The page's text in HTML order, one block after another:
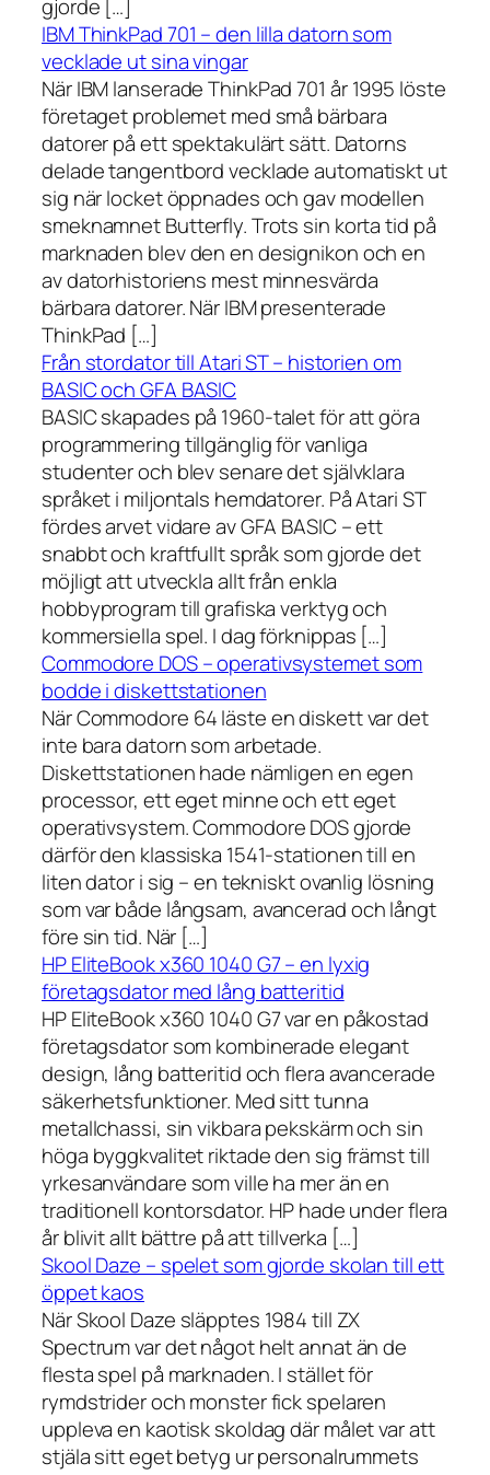
gjorde […]
IBM ThinkPad 701 – den lilla datorn som
vecklade ut sina vingar
När IBM lanserade ThinkPad 701 år 1995 löste
företaget problemet med små bärbara
datorer på ett spektakulärt sätt. Datorns
delade tangentbord vecklade automatiskt ut
sig när locket öppnades och gav modellen
smeknamnet Butterfly. Trots sin korta tid på
marknaden blev den en designikon och en
av datorhistoriens mest minnesvärda
bärbara datorer. När IBM presenterade
ThinkPad […]
Från stordator till Atari ST – historien om
BASIC och GFA BASIC
BASIC skapades på 1960-talet för att göra
programmering tillgänglig för vanliga
studenter och blev senare det självklara
språket i miljontals hemdatorer. På Atari ST
fördes arvet vidare av GFA BASIC – ett
snabbt och kraftfullt språk som gjorde det
möjligt att utveckla allt från enkla
hobbyprogram till grafiska verktyg och
kommersiella spel. I dag förknippas […]
Commodore DOS – operativsystemet som
bodde i diskettstationen
När Commodore 64 läste en diskett var det
inte bara datorn som arbetade.
Diskettstationen hade nämligen en egen
processor, ett eget minne och ett eget
operativsystem. Commodore DOS gjorde
därför den klassiska 1541-stationen till en
liten dator i sig – en tekniskt ovanlig lösning
som var både långsam, avancerad och långt
före sin tid. När […]
HP EliteBook x360 1040 G7 – en lyxig
företagsdator med lång batteritid
HP EliteBook x360 1040 G7 var en påkostad
företagsdator som kombinerade elegant
design, lång batteritid och flera avancerade
säkerhetsfunktioner. Med sitt tunna
metallchassi, sin vikbara pekskärm och sin
höga byggkvalitet riktade den sig främst till
yrkesanvändare som ville ha mer än en
traditionell kontorsdator. HP hade under flera
år blivit allt bättre på att tillverka […]
Skool Daze – spelet som gjorde skolan till ett
öppet kaos
När Skool Daze släpptes 1984 till ZX
Spectrum var det något helt annat än de
flesta spel på marknaden. I stället för
rymdstrider och monster fick spelaren
uppleva en kaotisk skoldag där målet var att
stjäla sitt eget betyg ur personalrummets